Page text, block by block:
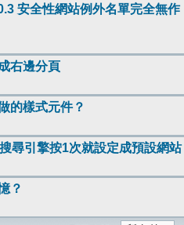
安全性網站例外名單完全無作
右邊分頁
的樣式元件？
尋引擎按1次就設定成預設網站
？